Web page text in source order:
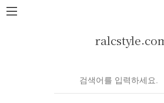
본문 바로가기